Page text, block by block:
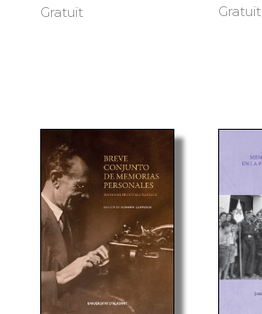
Gratuït
Gratuït